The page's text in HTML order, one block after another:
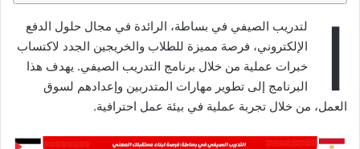
ا
لتدريب الصيفي في بساطة، الرائدة في مجال حلول الدفع
الإلكتروني، فرصة مميزة للطلاب والخريجين الجدد لاكتساب
خبرات عملية من خلال برنامج التدريب الصيفي. يهدف هذا
البرنامج إلى تطوير مهارات المتدربين وإعدادهم لسوق
العمل، من خلال تجربة عملية في بيئة عمل احترافية.